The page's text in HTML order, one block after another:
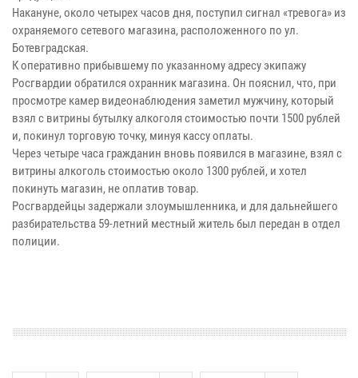
Накануне, около четырех часов дня, поступил сигнал «тревога» из
охраняемого сетевого магазина, расположенного по ул.
Ботевградская.
К оперативно прибывшему по указанному адресу экипажу
Росгвардии обратился охранник магазина. Он пояснил, что, при
просмотре камер видеонаблюдения заметил мужчину, который
взял с витрины бутылку алкоголя стоимостью почти 1500 рублей
и, покинул торговую точку, минуя кассу оплаты.
Через четыре часа гражданин вновь появился в магазине, взял с
витрины алкоголь стоимостью около 1300 рублей, и хотел
покинуть магазин, не оплатив товар.
Росгвардейцы задержали злоумышленника, и для дальнейшего
разбирательства 59-летний местный житель был передан в отдел
полиции.